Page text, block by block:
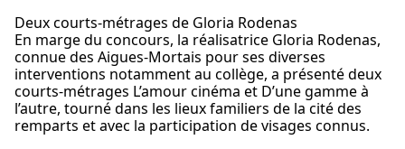
Deux courts-métrages de Gloria Rodenas
En marge du concours, la réalisatrice Gloria Rodenas,
connue des Aigues-Mortais pour ses diverses
interventions notamment au collège, a présenté deux
courts-métrages L’amour cinéma et D’une gamme à
l’autre, tourné dans les lieux familiers de la cité des
remparts et avec la participation de visages connus.